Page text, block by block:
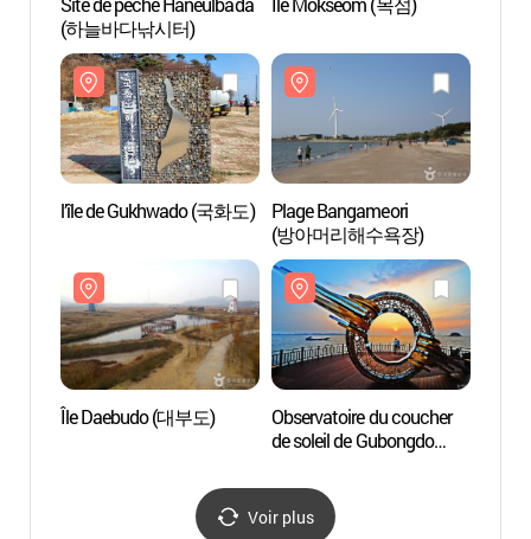
(하늘바다낚시터)
l’île de Gukhwado (국화도)
Plage Bangameori
(방아머리해수욕장)
Île Daebudo (대부도)
Observatoire du coucher
de soleil de Gubongdo
Voir plus